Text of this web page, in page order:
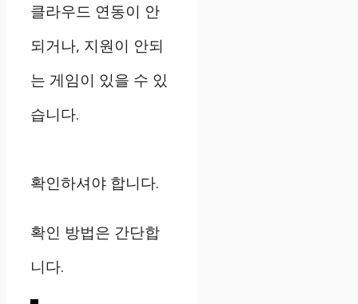
클라우드 연동이 안
되거나, 지원이 안되
는 게임이 있을 수 있
습니다.
확인하셔야 합니다.
확인 방법은 간단합
니다.